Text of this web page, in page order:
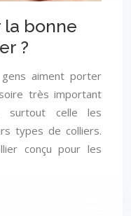
la bonne
?
gens aiment porter
très important
surtout celle les
types de colliers.
conçu pour les